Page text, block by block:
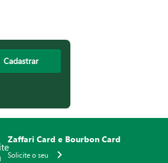
Cadastrar
Zaffari Card e Bourbon Card
Solicite o seu